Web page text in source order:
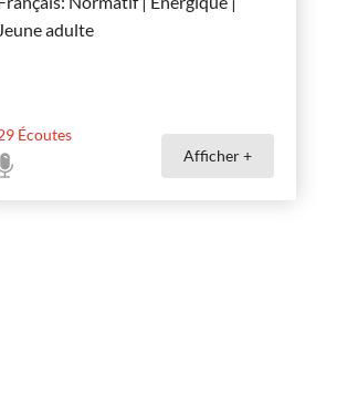
Jeune adulte
Écoutes
Afficher +